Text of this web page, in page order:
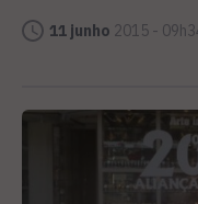
11 junho 2015 -